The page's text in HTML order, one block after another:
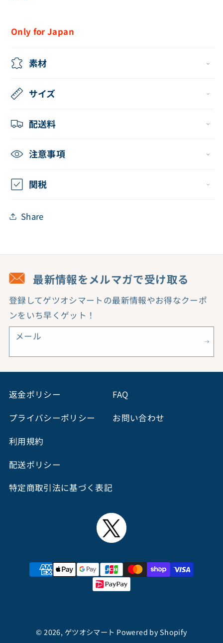
Only for Japan
素材
サイズ
配送料
注意事項
関税
Share
最新情報をメルマガで受け取る
登録してゲツオシマートの最新情報やお得なクーポ
ンをいち早くゲット！
メール
返金ポリシー
プライバシーポリシー
利用規約
配送ポリシー
特定商取引法に基づく表記
FAQ
お問い合わせ
© 2026, ゲツオシマート Powered by Shopify